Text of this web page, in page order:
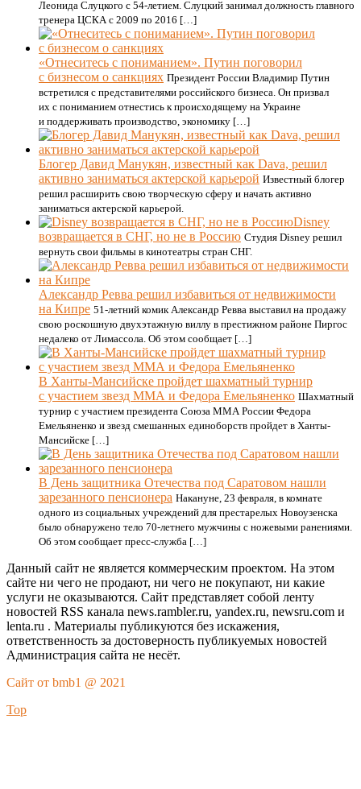
Леонида Слуцкого с 54-летием. Слуцкий занимал должность главного
тренера ЦСКА с 2009 по 2016 […]
«Отнеситесь с пониманием». Путин поговорил
с бизнесом о санкциях Президент России Владимир Путин
встретился с представителями российского бизнеса. Он призвал
их с пониманием отнестись к происходящему на Украине
и поддерживать производство, экономику […]
Блогер Давид Манукян, известный как Dava, решил
активно заниматься актерской карьерой Известный блогер
решил расширить свою творческую сферу и начать активно
заниматься актерской карьерой.
Disney
возвращается в СНГ, но не в Россию Студия Disney решил
вернуть свои фильмы в кинотеатры стран СНГ.
Александр Ревва решил избавиться от недвижимости
на Кипре 51-летний комик Александр Ревва выставил на продажу
свою роскошную двухэтажную виллу в престижном районе Пиргос
недалеко от Лимассола. Об этом сообщает […]
В Ханты-Мансийске пройдет шахматный турнир
с участием звезд ММА и Федора Емельяненко Шахматный
турнир с участием президента Союза ММА России Федора
Емельяненко и звезд смешанных единоборств пройдет в Ханты-
Мансийске […]
В День защитника Отечества под Саратовом нашли
зарезанного пенсионера Накануне, 23 февраля, в комнате
одного из социальных учреждений для престарелых Новоузенска
было обнаружено тело 70-летнего мужчины с ножевыми ранениями.
Об этом сообщает пресс-служба […]
Данный сайт не является коммерческим проектом. На этом
сайте ни чего не продают, ни чего не покупают, ни какие
услуги не оказываются. Сайт представляет собой ленту
новостей RSS канала news.rambler.ru, yandex.ru, newsru.com и
lenta.ru . Материалы публикуются без искажения,
ответственность за достоверность публикуемых новостей
Администрация сайта не несёт.
Сайт от bmb1 @ 2021
Top